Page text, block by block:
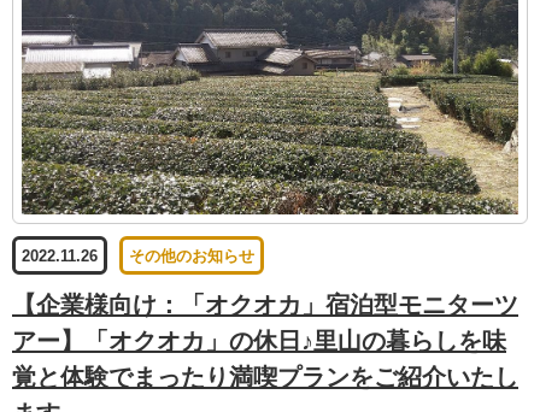
2022.11.26 その他のお知らせ
【企業様向け：「オクオカ」宿泊型モニターツ
アー】「オクオカ」の休日♪里山の暮らしを味
覚と体験でまったり満喫プランをご紹介いたし